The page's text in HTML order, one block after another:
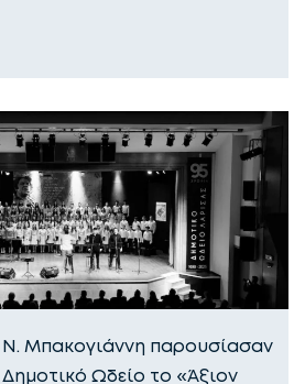
Ν. Μπακογιάννη παρουσίασαν
Ωδείο το «Άξιον